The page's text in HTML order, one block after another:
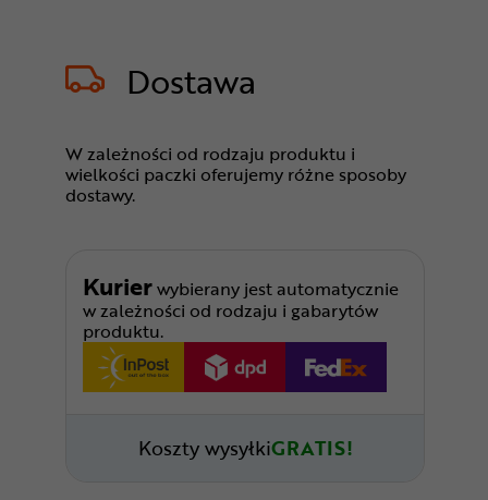
Dostawa
W zależności od rodzaju produktu i
wielkości paczki oferujemy różne sposoby
dostawy.
Kurierwybierany jest automatycznie
w zależności od rodzaju i gabarytów
produktu.
Koszty wysyłkiGRATIS!